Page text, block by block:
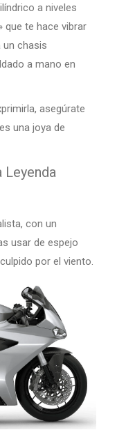
a niveles
que te hace vibrar
chasis
a mano en
asegúrate
una joya de
Leyenda
con un
usar de espejo
por el viento.